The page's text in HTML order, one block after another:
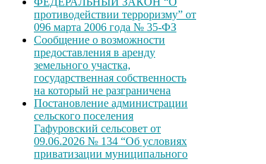
противодействии терроризму” от
096 марта 2006 года № 35-ФЗ
Сообщение о возможности
предоставления в аренду
земельного участка,
государственная собственность
на который не разграничена
Постановление администрации
сельского поселения
Гафуровский сельсовет от
09.06.2026 № 134 “Об условиях
приватизации муниципального